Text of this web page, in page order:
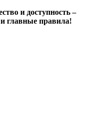
и доступность –
главные правила!